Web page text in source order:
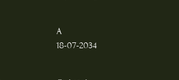
A
18-07-2034